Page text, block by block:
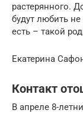
растерянного.
будут любить не
есть – такой
Екатерина
Контакт
В апреле 8-